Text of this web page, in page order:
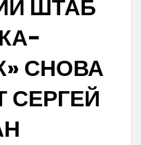
ШТАБ
СНОВА
СЕРГЕЙ